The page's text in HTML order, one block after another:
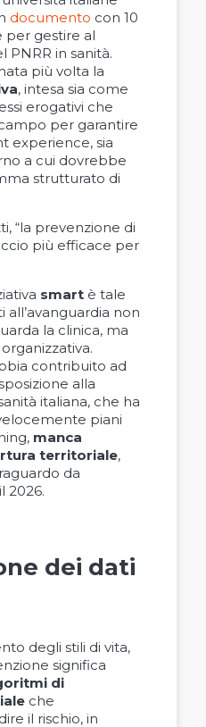
documento con 10
per gestire al
PNRR in sanità.
più volta la
, intesa sia come
erogativi che
per garantire
experience, sia
a cui dovrebbe
strutturato di
“la prevenzione di
più efficace per
smart è tale
non
la clinica, ma
contribuito ad
alla
italiana, che ha
piani
manca
territoriale,
da
2026.
dei dati
degli stili di vita,
significa
di
che
il rischio, in